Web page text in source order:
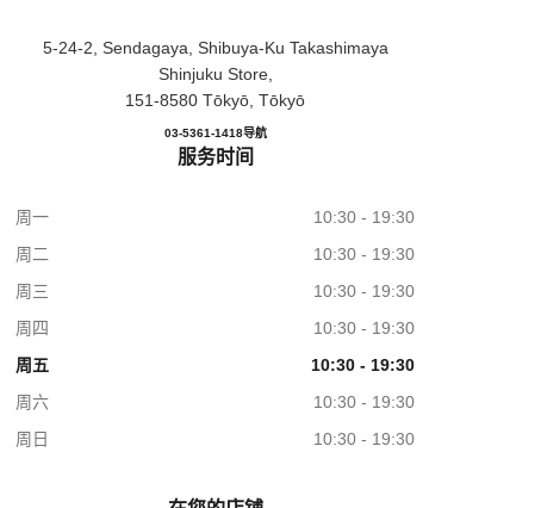
5-24-2, Sendagaya, Shibuya-Ku Takashimaya
Shinjuku Store,
151-8580 Tōkyō, Tōkyō
电话
03-5361-1418导航CHANEL FRAGRANCE &
服务时间
周一
10:30 - 19:30
周二
10:30 - 19:30
周三
10:30 - 19:30
周四
10:30 - 19:30
周五
10:30 - 19:30
周六
10:30 - 19:30
周日
10:30 - 19:30